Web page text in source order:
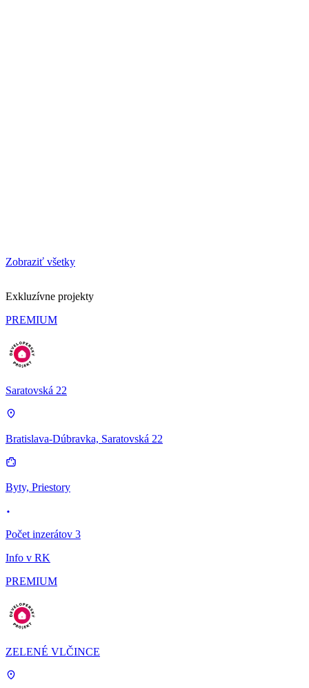
Zobraziť všetky
Exkluzívne projekty
PREMIUM
Saratovská 22
Bratislava-Dúbravka, Saratovská 22
Byty, Priestory
Počet inzerátov 3
Info v RK
PREMIUM
ZELENÉ VLČINCE